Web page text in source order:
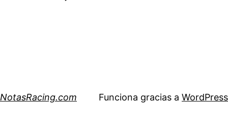
NotasRacing.com Funciona gracias a WordPress